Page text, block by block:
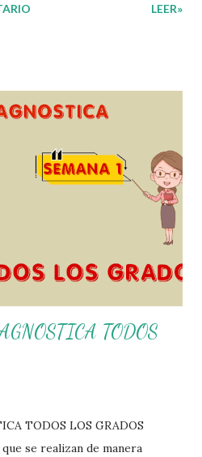
sea de gran utilidad para
de los diferentes materiales
con fines educativos,
☺️ Obtén documento completo
del Programa Analítico
LEER»
TODOS
TODOS LOS GRADOS
se realizan de manera